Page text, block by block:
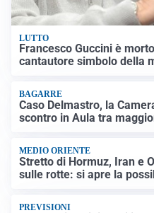
LUTTO
Francesco Guccini è
cantautore simbolo della
BAGARRE
Caso Delmastro, la
scontro in Aula tra
MEDIO ORIENTE
Stretto di Hormuz, Iran e
sulle rotte: si apre la
PREVISIONI